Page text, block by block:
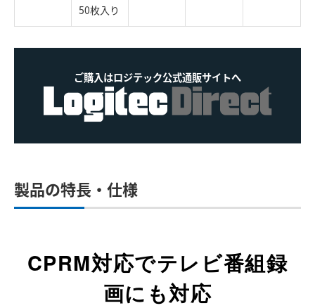
50枚入り
ご購入はロジテック公式通販サイトへ
製品の特長・仕様
CPRM対応でテレビ番組録
画にも対応